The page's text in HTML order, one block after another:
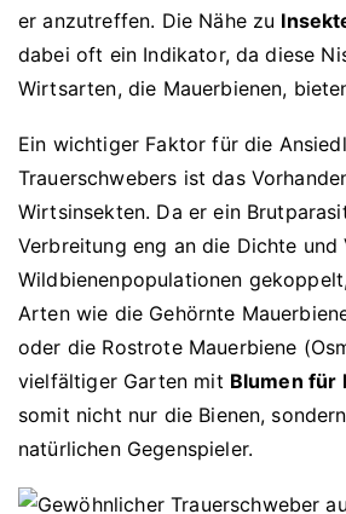
er anzutreffen. Die Nähe zu
dabei oft ein Indikator, da diese
Wirtsarten, die Mauerbienen,
Ein wichtiger Faktor für die
Trauerschwebers ist das
Wirtsinsekten. Da er ein
Verbreitung eng an die Dichte
Wildbienenpopulationen
Arten wie die Gehörnte
oder die Rostrote Mauerbiene
vielfältiger Garten mit Blumen für
somit nicht nur die Bienen,
natürlichen Gegenspieler.